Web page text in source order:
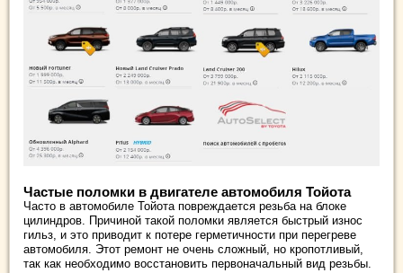
Частые поломки в двигателе автомобиля Тойота
Часто в автомобиле Тойота повреждается резьба на блоке
цилиндров. Причиной такой поломки является быстрый износ
гильз, и это приводит к потере герметичности при перегреве
автомобиля. Этот ремонт не очень сложный, но кропотливый,
так как необходимо восстановить первоначальный вид резьбы.